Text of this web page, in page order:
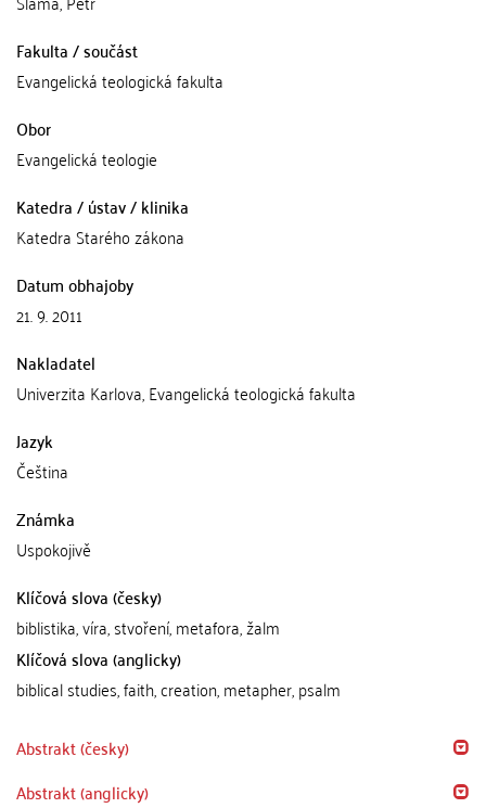
Fakulta / součást
Evangelická teologická fakulta
Obor
Evangelická teologie
Katedra / ústav / klinika
Katedra Starého zákona
Datum obhajoby
21. 9. 2011
Nakladatel
Univerzita Karlova, Evangelická teologická fakulta
Jazyk
Čeština
Známka
Uspokojivě
Klíčová slova (česky)
biblistika, víra, stvoření, metafora, žalm
Klíčová slova (anglicky)
biblical studies, faith, creation, metapher, psalm
Abstrakt (česky)
Abstrakt (anglicky)